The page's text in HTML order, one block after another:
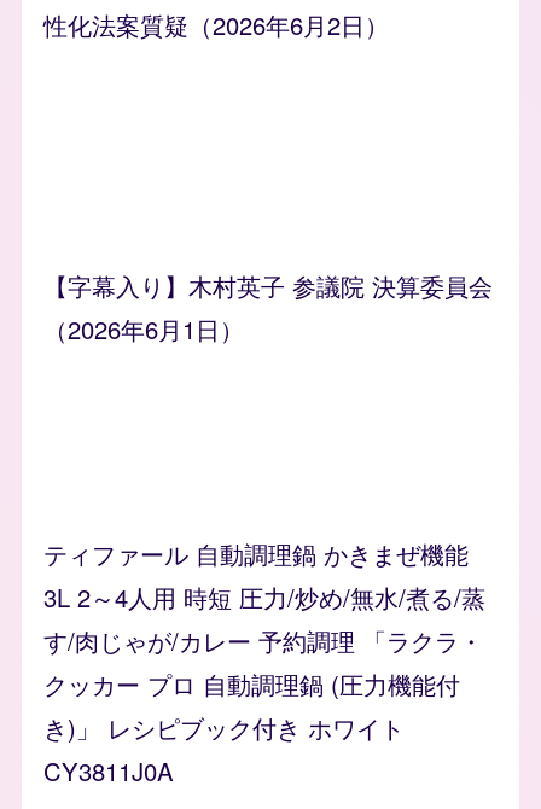
性化法案質疑（2026年6月2日）
【字幕入り】木村英子 参議院 決算委員会
（2026年6月1日）
ティファール 自動調理鍋 かきまぜ機能
3L 2～4人用 時短 圧力/炒め/無水/煮る/蒸
す/肉じゃが/カレー 予約調理 「ラクラ・
クッカー プロ 自動調理鍋 (圧力機能付
き)」 レシピブック付き ホワイト
CY3811J0A